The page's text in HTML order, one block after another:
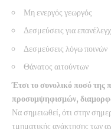
Μη ενεργός γεωργός
Δεσμεύσεις για
Δεσμεύσεις λόγω ποινών
Θάνατος αιτούντων
Έτσι το συνολικό ποσό
προσυμψηφισμών,
Να σημειωθεί, ότι στην
τμηματικής ανάκτησης των